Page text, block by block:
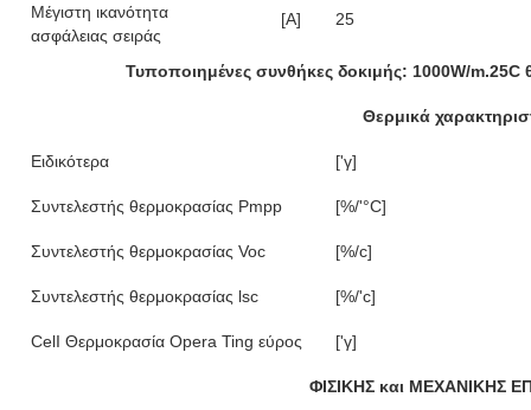
Μέγιστη ικανότητα
ασφάλειας σειράς
[Α] 25
Τυποποιημένες συνθήκες δοκιμής: 1000W/
Θερμικά
Ειδικότερα ['γ]
Συντελεστής θερμοκρασίας Pmpp [%/'°C]
Συντελεστής θερμοκρασίας Voc [%/c]
Συντελεστής θερμοκρασίας lsc [%/'c]
CelI Θερμοκρασία Opera Ting εύρος ['γ]
ΦΙΣΙΚΗΣ και ΜΕΧΑΝΙΚΗΣ